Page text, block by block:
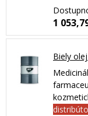
1
Biely